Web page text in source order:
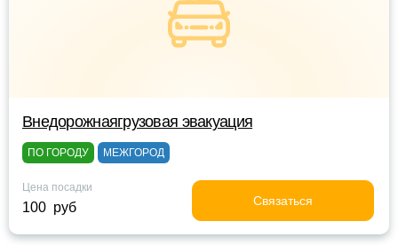
Внедорожнаягрузовая эвакуация
ПО ГОРОДУ МЕЖГОРОД
Цена посадки
100 руб Связаться